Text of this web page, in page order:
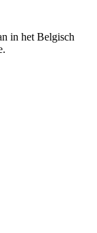
in het Belgisch